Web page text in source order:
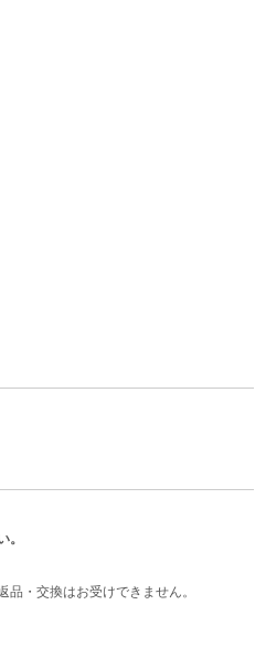
。
・交換はお受けできません。